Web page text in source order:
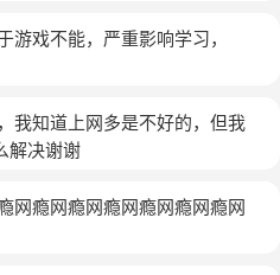
游戏不能，严重影响学习，
我知道上网多是不好的，但我
解决谢谢
网瘾网瘾网瘾网瘾网瘾网瘾网